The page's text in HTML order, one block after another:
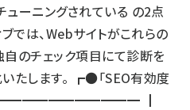
ューニングされている の2点
ブでは、Webサイトがこれらの
自のチェック項目にて診断を
たします。 ┏●「SEO有効度
━━━━━━━━━━━━━ ┃